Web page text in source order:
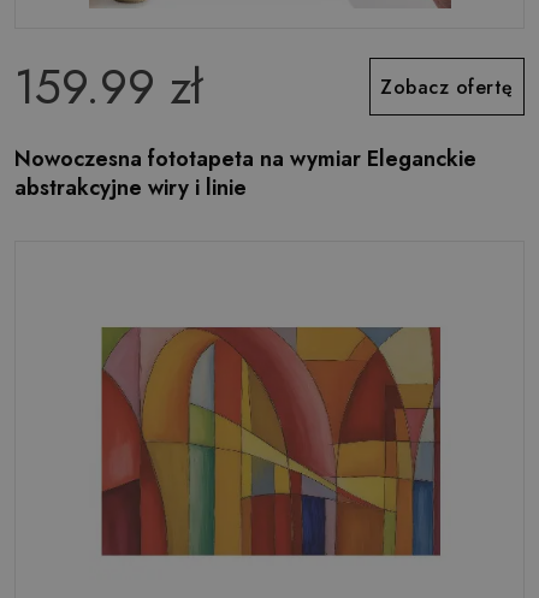
159.99 zł Zobacz ofertę
Nowoczesna fototapeta na wymiar Eleganckie
abstrakcyjne wiry i linie